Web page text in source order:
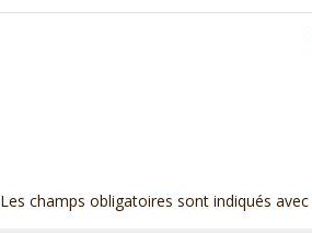
Les champs obligatoires sont indiqués avec